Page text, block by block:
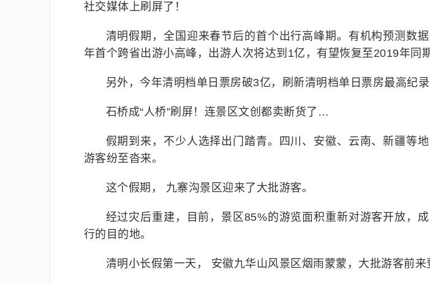
社交媒体上刷屏了！
清明假期，全国迎来春节后的首个出行高峰期。有机构预测数
年首个跨省出游小高峰，出游人次将达到1亿，有望恢复至2019年同
另外，今年清明档单日票房破3亿，刷新清明档单日票房最高纪录
石桥成“人桥”刷屏！连景区文创都卖断货了…
假期到来，不少人选择出门踏青。四川、安徽、云南、新疆等
游客纷至沓来。
这个假期， 九寨沟景区迎来了大批游客。
经过灾后重建，目前，景区85%的游览面积重新对游客开放，
行的目的地。
清明小长假第一天， 安徽九华山风景区烟雨蒙蒙，大批游客前来